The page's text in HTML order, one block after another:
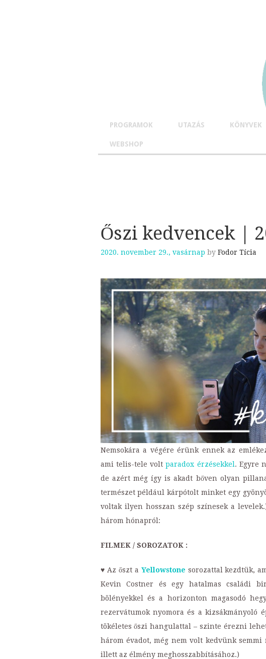
PROGRAMOK UTAZÁS KÖNYVEK
WEBSHOP
Őszi kedvencek |
2020. november 29., vasárnap by Fodor Tícia
Nemsokára a végére érünk ennek az
ami telis-tele voltparadox érzésekkel. Egyre
de azért még így is akadt bőven olyan
természet például kárpótolt minket egy
voltak ilyen hosszan szép színesek a
három hónapról:
FILMEK / SOROZATOK :
♥ Az őszt a Yellowstone sorozattal kezdtük,
Kevin Costner és egy hatalmas családi
bölényekkel és a horizonton magasodó
rezervátumok nyomora és a kizsákmányoló
tökéletes őszi hangulattal – szinte érezni
három évadot, még nem volt kedvünk
illett az élmény meghosszabbításához.)